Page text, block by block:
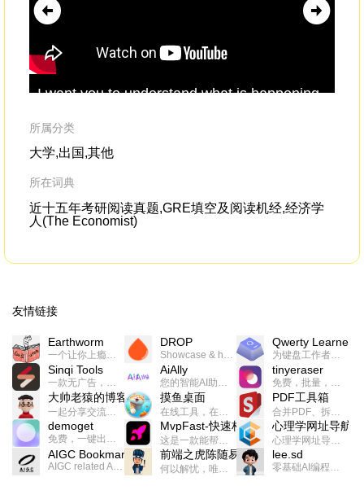
I want you to understand what is happening
prosecutor
we the people.
所属分类
大学,出国,其他
所在词典
近十五年考研阅读真题,GRE填空及阅读机经,经济学
人(The Economist)
友情链接
Earthworm DROP Qwerty Learner
为键盘工作者设计的单词与肌肉记忆锻炼软件
Sinqi Tools AiAlly tinyeraser
大帅老猿的博客 摸鱼桌面 PDF工具箱
合并PDF、拆分PDF、旋转PDF、裁剪PDF、转换PDF、加密PDF、解密PDF、PDF加水印等多种PDF处理功能
demoget MvpFast-快速构建网站应用
这是一款能帮助你快速构建个人网站的应用，使用最新的前端技术栈，集成登录、鉴权、手机、邮箱、数据库、博客、文章、支付等等网站所需要的功能，你只需要花几个小时开发你的核心功能就可以上线，一次购买，永久拥有
心理学网址导航
AIGC Bookmarks 前端之虎陈随易 lee.sd